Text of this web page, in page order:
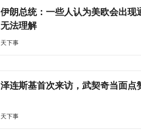
伊朗总统：一些人认为美欧会出现
无法理解
天下事
泽连斯基首次来访，武契奇当面点
天下事